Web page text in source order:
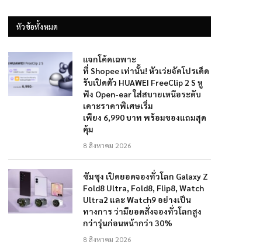
หัวข้อทั้งหมด
แจกโค้ดเฉพาะ
ที่ Shopee เท่านั้น! หัวเว่ยจัดโปรเด็ด
รับเปิดตัว HUAWEI FreeClip 2 S หู
ฟัง Open-ear ใส่สบายเหนือระดับ
เคาะราคาพิเศษเริ่ม
เพียง 6,990 บาท พร้อมของแถมสุด
คุ้ม
8 สิงหาคม 2026
ซัมซุง เปิดยอดจองทั่วโลก Galaxy Z
Fold8 Ultra, Fold8, Flip8, Watch
Ultra2 และ Watch9 อย่างเป็น
ทางการ ว่ามียอดสั่งจองทั่วโลกสูง
กว่ารุ่นก่อนหน้ากว่า 30%
8 สิงหาคม 2026